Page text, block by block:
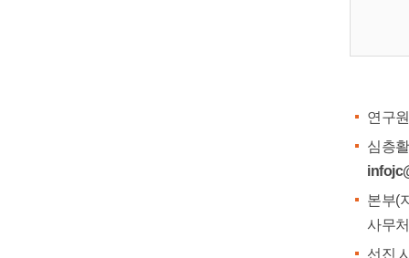
연구
심층
본부(
사무
선진